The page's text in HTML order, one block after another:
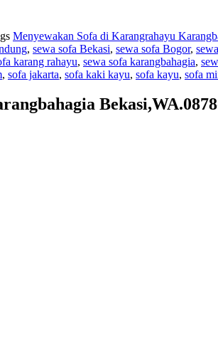
Menyewakan Sofa di Karangrahayu
, sewa sofa Bekasi, sewa sofa Bogor,
karang rahayu, sewa sofa karangbahagia,
, sofa jakarta, sofa kaki kayu, sofa kayu, sofa